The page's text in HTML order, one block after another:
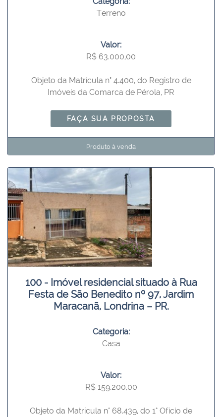
Terreno
Valor:
R$ 63.000,00
Objeto da Matrícula n° 4.400, do Registro de
Imóveis da Comarca de Pérola, PR
FAÇA SUA PROPOSTA
Produto à venda
100 - Imóvel residencial situado à Rua
Festa de São Benedito nº 97, Jardim
Maracanã, Londrina – PR.
Categoria:
Casa
Valor:
R$ 159.200,00
Objeto da Matrícula n° 68.439, do 1° Ofício de